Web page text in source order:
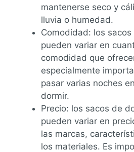
mantenerse seco y
lluvia o humedad.
Comodidad: los
pueden variar en
comodidad que
especialmente
pasar varias noches
dormir.
Precio: los sacos de
pueden variar en
las marcas,
los materiales. Es